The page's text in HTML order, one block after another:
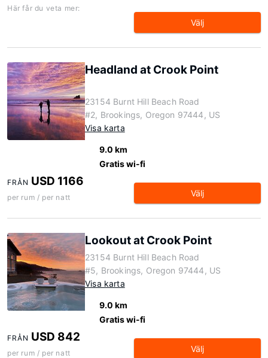
Här får du veta mer:
Välj
Headland at Crook Point
23154 Burnt Hill Beach Road
#2, Brookings, Oregon 97444, US
Visa karta
9.0 km
Gratis wi-fi
FRÅN USD 1166
per rum / per natt Välj
Lookout at Crook Point
23154 Burnt Hill Beach Road
#5, Brookings, Oregon 97444, US
Visa karta
9.0 km
Gratis wi-fi
FRÅN USD 842
per rum / per natt Välj